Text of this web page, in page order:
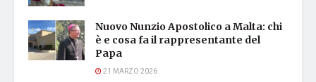
Nuovo Nunzio Apostolico a Malta: chi
è e cosa fa il rappresentante del
Papa
21 MARZO 2026